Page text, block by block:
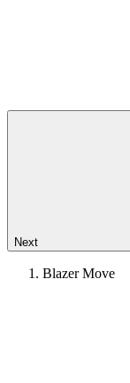
Next
Blazer Move